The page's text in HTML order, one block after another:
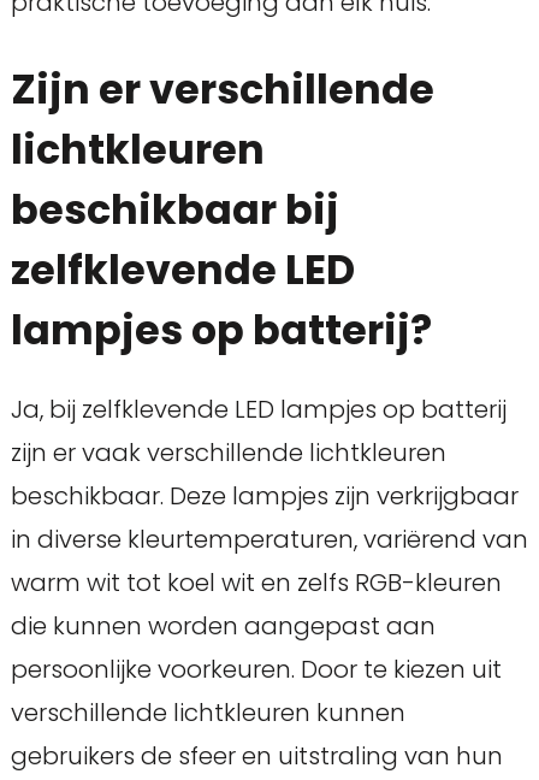
Zijn er verschillende
lichtkleuren
beschikbaar bij
zelfklevende LED
lampjes op batterij?
Ja, bij zelfklevende LED lampjes op batterij
zijn er vaak verschillende lichtkleuren
beschikbaar. Deze lampjes zijn verkrijgbaar
in diverse kleurtemperaturen, variërend van
warm wit tot koel wit en zelfs RGB-kleuren
die kunnen worden aangepast aan
persoonlijke voorkeuren. Door te kiezen uit
verschillende lichtkleuren kunnen
gebruikers de sfeer en uitstraling van hun